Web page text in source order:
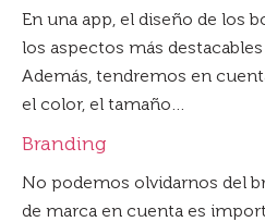
En una app, el diseño de los
los aspectos más
Además, tendremos en
el color, el tamaño…
Branding
No podemos olvidarnos del
de marca en cuenta es